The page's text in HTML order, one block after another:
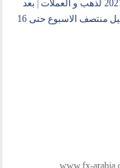
|بعد
بيانات التضخم الامريكية و قبل كلمة جيروم باوول غداً تحليل منتصف الاسبوع حتى 16